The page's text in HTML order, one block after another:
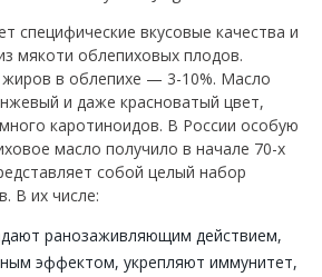
специфические вкусовые качества и
мякоти облепиховых плодов.
в облепихе — 3-10%. Масло
и даже красноватый цвет,
каротиноидов. В России особую
масло получило в начале 70-х
собой целый набор
В их числе:
ранозаживляющим действием,
эффектом, укрепляют иммунитет,